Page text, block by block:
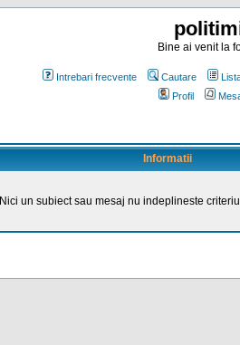
Bine ai venit la
Intrebari frecvente Cautare
Profil
Informatii
Nici un subiect sau mesaj nu indeplineste